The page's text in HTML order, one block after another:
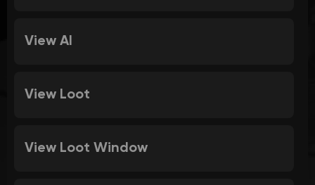
View AI
View Loot
View Loot Window